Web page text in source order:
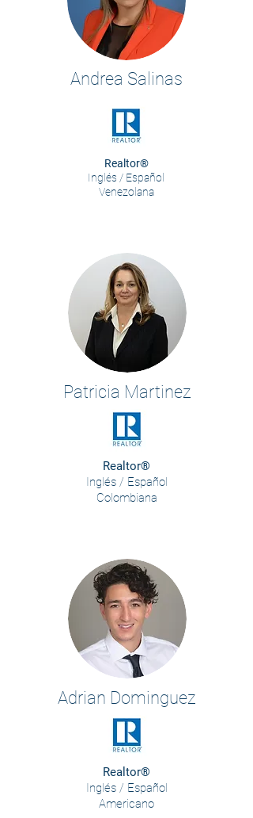
Andrea Salinas
Realtor®
Inglés / Español
Venezolana
Patricia Martinez
Realtor®
Inglés / Español
Colombiana
Adrian Dominguez
Realtor®
Inglés / Español
Americano